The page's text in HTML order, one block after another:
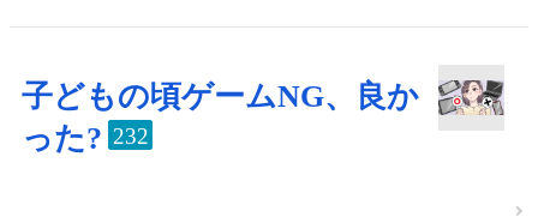
子どもの頃ゲームNG、良か
った? 232